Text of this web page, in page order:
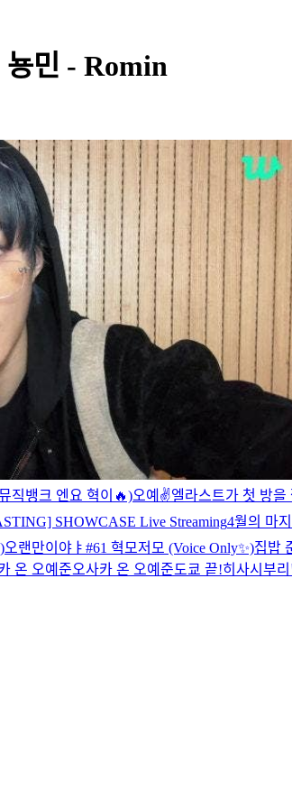
민 - Romin
직뱅크 엔요 혁이🔥)오예✌️엘라스트가 첫 방을
SHOWCASE Live Streaming4월의 마
오랜만이야ㅑ #61 혁모저모 (Voice Only✨)집밥
온 오예준오사카 온 오예준도쿄 끝!히사시부리